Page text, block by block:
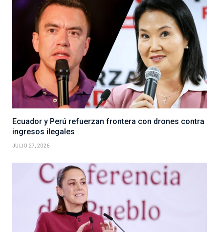
Ecuador y Perú refuerzan frontera con drones contra
ingresos ilegales
JULIO 27, 2026